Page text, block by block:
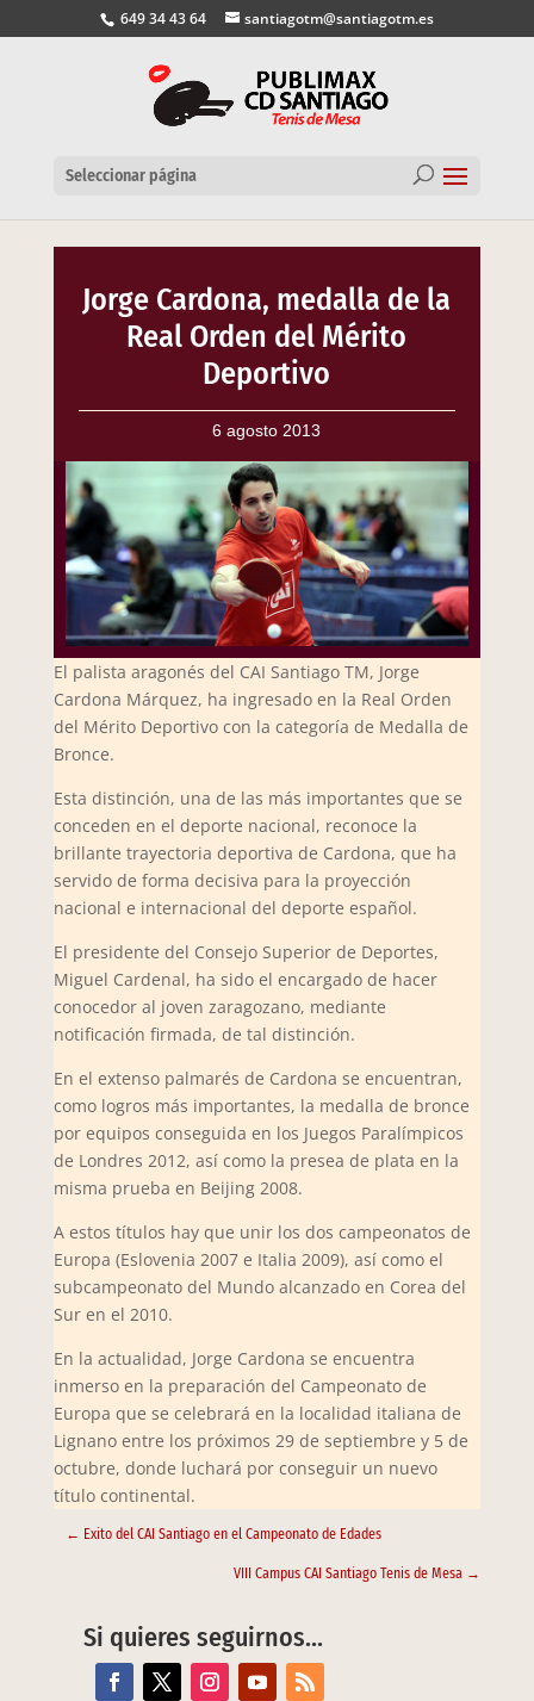
649 34 43 64 santiagotm@santiagotm.es
Seleccionar página
Jorge Cardona, medalla de la
Real Orden del Mérito
Deportivo
6 agosto 2013
El palista aragonés del CAI Santiago TM, Jorge
Cardona Márquez, ha ingresado en la Real Orden
del Mérito Deportivo con la categoría de Medalla de
Bronce.
Esta distinción, una de las más importantes que se
conceden en el deporte nacional, reconoce la
brillante trayectoria deportiva de Cardona, que ha
servido de forma decisiva para la proyección
nacional e internacional del deporte español.
El presidente del Consejo Superior de Deportes,
Miguel Cardenal, ha sido el encargado de hacer
conocedor al joven zaragozano, mediante
notificación firmada, de tal distinción.
En el extenso palmarés de Cardona se encuentran,
como logros más importantes, la medalla de bronce
por equipos conseguida en los Juegos Paralímpicos
de Londres 2012, así como la presea de plata en la
misma prueba en Beijing 2008.
A estos títulos hay que unir los dos campeonatos de
Europa (Eslovenia 2007 e Italia 2009), así como el
subcampeonato del Mundo alcanzado en Corea del
Sur en el 2010.
En la actualidad, Jorge Cardona se encuentra
inmerso en la preparación del Campeonato de
Europa que se celebrará en la localidad italiana de
Lignano entre los próximos 29 de septiembre y 5 de
octubre, donde luchará por conseguir un nuevo
título continental.
← Exito del CAI Santiago en el Campeonato de Edades
VIII Campus CAI Santiago Tenis de Mesa →
Si quieres seguirnos…